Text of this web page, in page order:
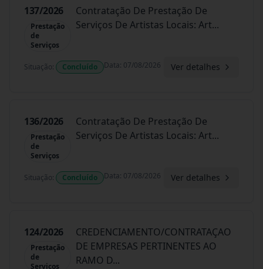
137/2026
Prestação
de
Serviços
Contratação De Prestação De
Serviços De Artistas Locais: Art...
Situação: Concluído Data: 07/08/2026 Ver detalhes
136/2026
Prestação
de
Serviços
Contratação De Prestação De
Serviços De Artistas Locais: Art...
Situação: Concluído Data: 07/08/2026 Ver detalhes
124/2026
Prestação
de
Serviços
CREDENCIAMENTO/CONTRATAÇAO
DE EMPRESAS PERTINENTES AO
RAMO D...